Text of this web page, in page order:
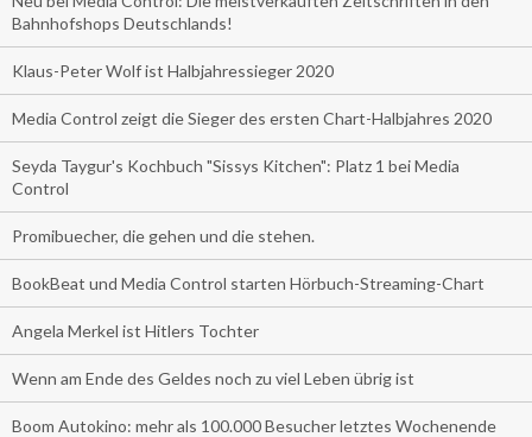
Bahnhofshops Deutschlands!
Klaus-Peter Wolf ist Halbjahressieger 2020
Media Control zeigt die Sieger des ersten Chart-Halbjahres 2020
Seyda Taygur's Kochbuch "Sissys Kitchen": Platz 1 bei Media
Control
Promibuecher, die gehen und die stehen.
BookBeat und Media Control starten Hörbuch-Streaming-Chart
Angela Merkel ist Hitlers Tochter
Wenn am Ende des Geldes noch zu viel Leben übrig ist
Boom Autokino: mehr als 100.000 Besucher letztes Wochenende